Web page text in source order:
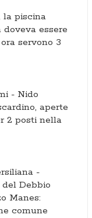
la piscina
essere
servono 3
- Nido
aperte
2 posti nella
-
Debbio
Manes:
comune